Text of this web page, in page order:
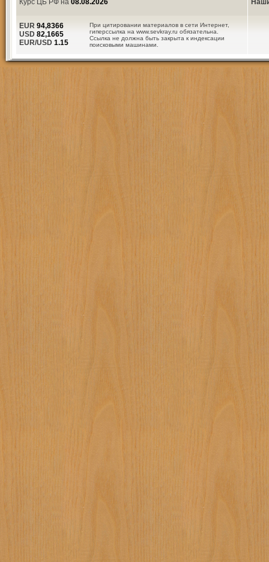
Курс ЦБ РФ на 08.08.2026
При цитировании материалов в сети Интернет,
гиперссылка на www.sevkray.ru обязательна.
Ссылка не должна быть закрыта к индексации
поисковыми машинами.
EUR 94,8366
USD 82,1665
EUR/USD 1.15